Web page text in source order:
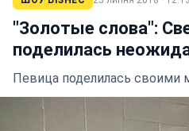
"Золотые слова":
поделилась
Певица поделилась своими